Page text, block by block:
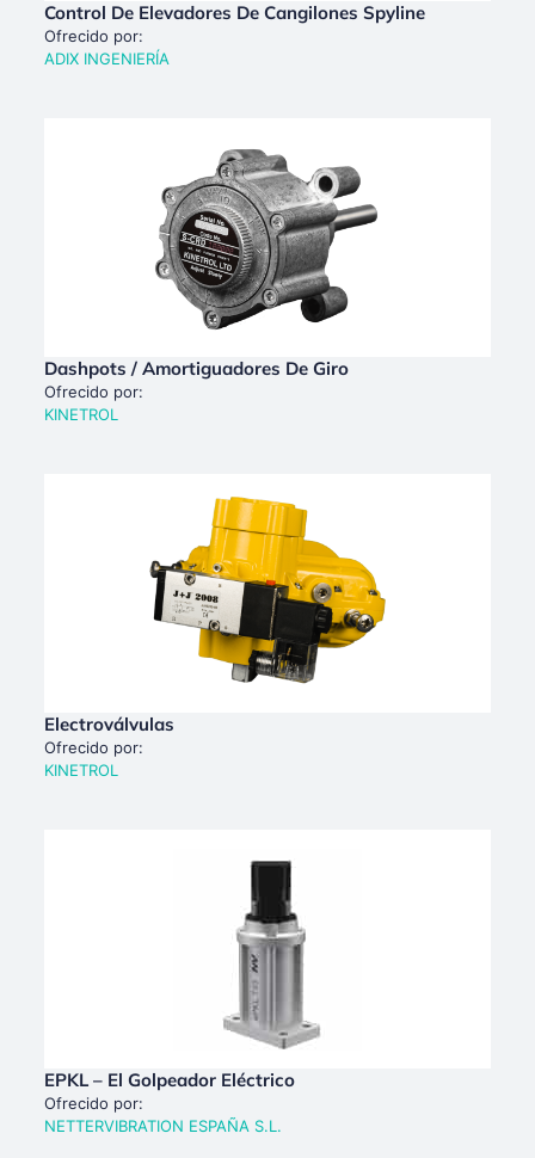
Control De Elevadores De Cangilones Spyline
Ofrecido por:
ADIX INGENIERÍA
Dashpots / Amortiguadores De Giro
Ofrecido por:
KINETROL
Electroválvulas
Ofrecido por:
KINETROL
EPKL – El Golpeador Eléctrico
Ofrecido por:
NETTERVIBRATION ESPAÑA S.L.